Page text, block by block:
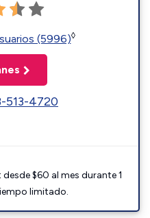
(5996)◊
513-4720
$60 al mes durante 1
limitado.